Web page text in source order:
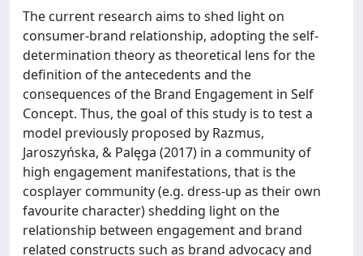
The current research aims to shed light on
consumer-brand relationship, adopting the self-
determination theory as theoretical lens for the
definition of the antecedents and the
consequences of the Brand Engagement in Self
Concept. Thus, the goal of this study is to test a
model previously proposed by Razmus,
Jaroszyńska, & Palęga (2017) in a community of
high engagement manifestations, that is the
cosplayer community (e.g. dress-up as their own
favourite character) shedding light on the
relationship between engagement and brand
related constructs such as brand advocacy and